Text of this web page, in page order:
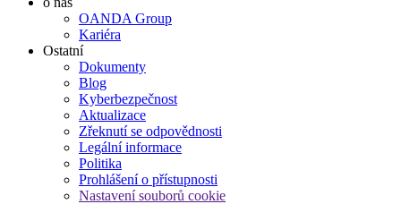
OANDA Group
Kariéra
Ostatní
Dokumenty
Blog
Kyberbezpečnost
Aktualizace
Zřeknutí se odpovědnosti
Legální informace
Politika
Prohlášení o přístupnosti
Nastavení souborů cookie